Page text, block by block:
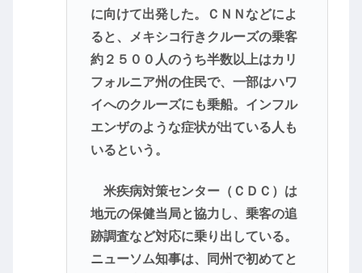
に向けて出発した。ＣＮＮなどによ
ると、メキシコ行きクルーズの乗客
約２５００人のうち半数以上はカリ
フォルニア州の住民で、一部はハワ
イへのクルーズにも乗船。インフル
エンザのような症状が出ている人も
いるという。
米疾病対策センター（ＣＤＣ）は
地元の保健当局と協力し、乗客の追
跡調査など対応に乗り出している。
ニューソム知事は、同州で初めてと